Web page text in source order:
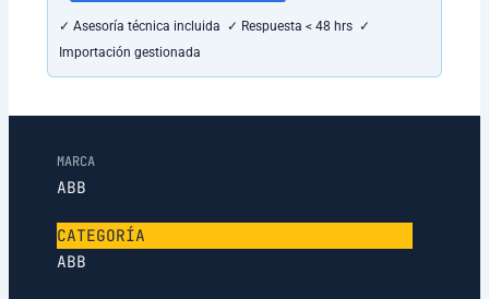
✓ Asesoría técnica incluida ✓ Respuesta < 48 hrs ✓
Importación gestionada
MARCA
ABB
CATEGORÍA
ABB